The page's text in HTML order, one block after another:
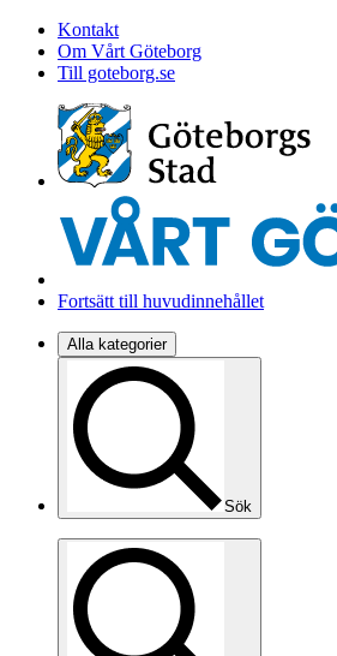
Kontakt
Om Vårt Göteborg
Till goteborg.se
Fortsätt till huvudinnehållet
Alla kategorier
Sök